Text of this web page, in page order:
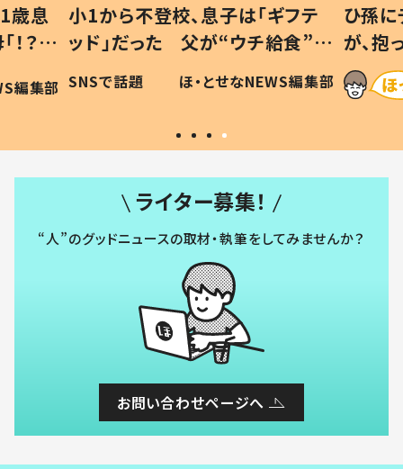
歳息
？」
編集部
小1から不登校、息子は「ギフテ
ッド」だった 父が“ウチ給食”を
作り続ける理由とは #令和の親
#令和の子
SNSで話題 ほ・とせなNEWS編集部
ひ孫
が、
「涙が
い」
ライター募集！
“人”のグッドニュースの取材・執筆をしてみませんか？
お問い合わせページへ